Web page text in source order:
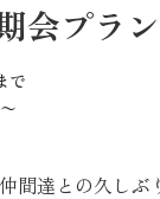
会プラン
で
間達との久しぶ